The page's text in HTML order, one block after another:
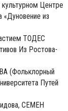
Центре
«Дуновение из
ТОДЕС
Из Ростова-
(Фольклорный
Путей
СЕМЕН